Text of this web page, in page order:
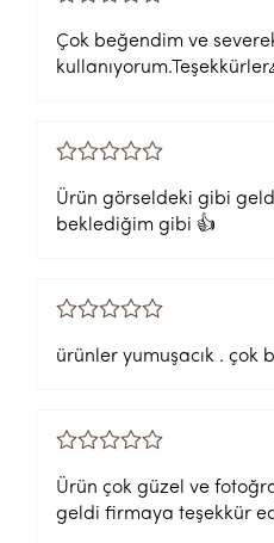
Çok beğendim ve
Ürün görseldeki gibi
beklediğim gibi 👍
ürünler yumuşacık . çok
Ürün çok güzel ve
geldi firmaya teşekkür